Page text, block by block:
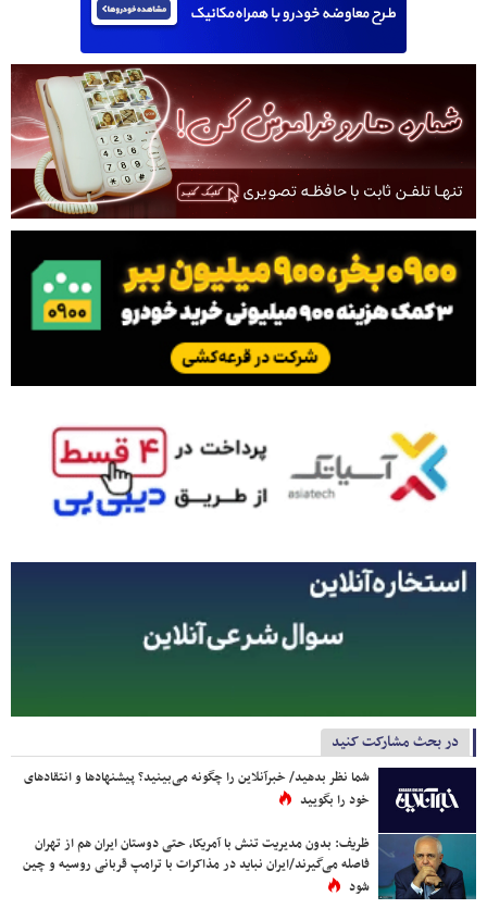
در بحث مشارکت کنید
شما نظر بدهید/ خبرآنلاین را چگونه می‌بینید؟ پیشنهادها و انتقادهای
خود را بگویید
ظریف: بدون مدیریت تنش با آمریکا، حتی دوستان ایران هم از تهران
فاصله می‌گیرند/ایران نباید در مذاکرات با ترامپ قربانی روسیه و چین
شود